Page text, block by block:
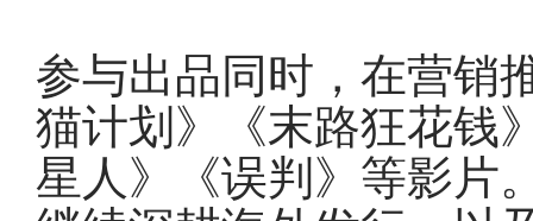
参与出品同时，在营销
猫计划》《末路狂花钱
星人》《误判》等影片